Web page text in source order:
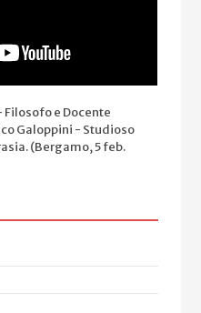
Filosofo e Docente
Galoppini - Studioso
(Bergamo, 5 feb.